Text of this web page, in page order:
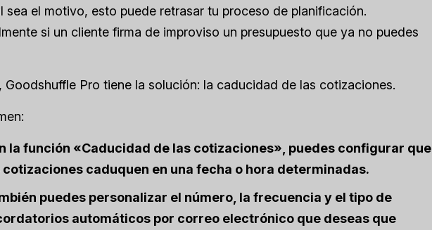
sea el motivo, esto puede retrasar tu proceso de planificación.
si un cliente firma de improviso un presupuesto que ya no puedes
Goodshuffle Pro tiene la solución: la caducidad de las cotizaciones.
la función «Caducidad de las cotizaciones», puedes configurar que
cotizaciones caduquen en una fecha o hora determinadas.
puedes personalizar el número, la frecuencia y el tipo de
automáticos por correo electrónico que deseas que